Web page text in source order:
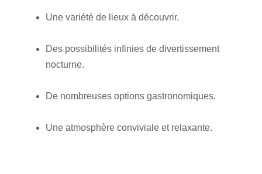
Une variété de lieux à découvrir.
Des possibilités infinies de divertissement
nocturne.
De nombreuses options gastronomiques.
Une atmosphère conviviale et relaxante.